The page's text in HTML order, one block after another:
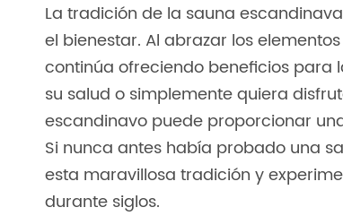
La tradición de la sauna
el bienestar. Al abrazar los
continúa ofreciendo beneficios para
su salud o simplemente quiera
escandinavo puede proporcionar
Si nunca antes había probado una
esta maravillosa tradición y
durante siglos.